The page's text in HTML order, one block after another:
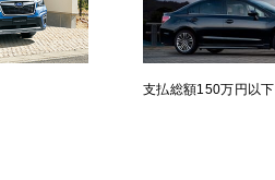
支払総額150万円以下